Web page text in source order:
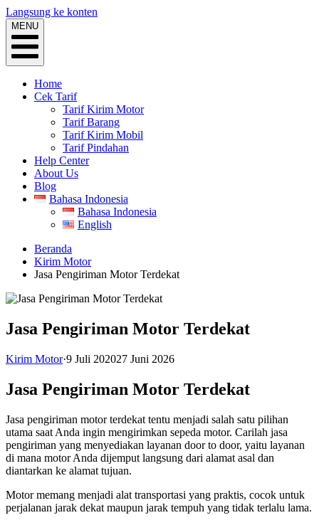
Langsung ke konten
MENU
Home
Cek Tarif
Tarif Kirim Motor
Tarif Barang
Tarif Kirim Mobil
Tarif Pindahan
Help Center
About Us
Blog
Bahasa Indonesia
Bahasa Indonesia
English
Beranda
Kirim Motor
Jasa Pengiriman Motor Terdekat
Jasa Pengiriman Motor Terdekat
Kirim Motor·9 Juli 202027 Juni 2026
Jasa Pengiriman Motor Terdekat
Jasa pengiriman motor terdekat tentu menjadi salah satu pilihan
utama saat Anda ingin mengirimkan sepeda motor. Carilah jasa
pengiriman yang menyediakan layanan door to door, yaitu layanan
di mana motor Anda dijemput langsung dari alamat asal dan
diantarkan ke alamat tujuan.
Motor memang menjadi alat transportasi yang praktis, cocok untuk
perjalanan jarak dekat maupun jarak tempuh yang tidak terlalu lama.